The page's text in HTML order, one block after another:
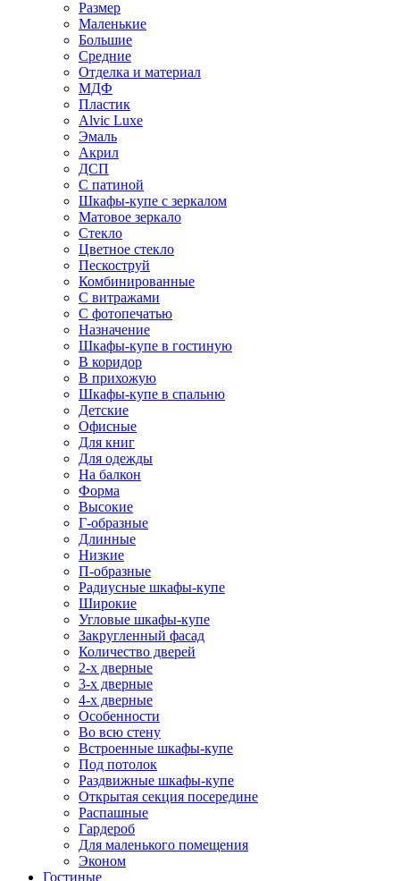
Размер
Маленькие
Большие
Средние
Отделка и материал
МДФ
Пластик
Alvic Luxe
Эмаль
Акрил
ДСП
С патиной
Шкафы-купе с зеркалом
Матовое зеркало
Стекло
Цветное стекло
Пескоструй
Комбинированные
С витражами
С фотопечатью
Назначение
Шкафы-купе в гостиную
В коридор
В прихожую
Шкафы-купе в спальню
Детские
Офисные
Для книг
Для одежды
На балкон
Форма
Высокие
Г-образные
Длинные
Низкие
П-образные
Радиусные шкафы-купе
Широкие
Угловые шкафы-купе
Закругленный фасад
Количество дверей
2-х дверные
3-х дверные
4-х дверные
Особенности
Во всю стену
Встроенные шкафы-купе
Под потолок
Раздвижные шкафы-купе
Открытая секция посередине
Распашные
Гардероб
Для маленького помещения
Эконом
Гостиные